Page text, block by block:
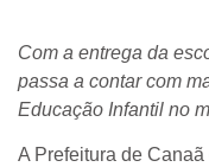
Com a entrega da
passa a contar com
Educação Infantil no
A Prefeitura de